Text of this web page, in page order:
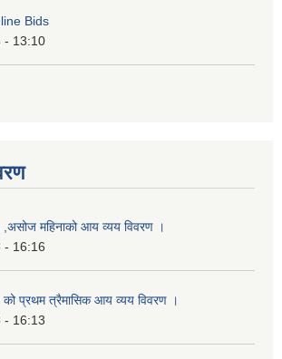
Bids
- 13:10
,असोज महिनाको आय व्यय विवरण ।
- 16:16
को प्रथम त्रैमासिक आय व्यय विवरण ।
- 16:13